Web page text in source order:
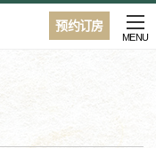
预约订房
MENU